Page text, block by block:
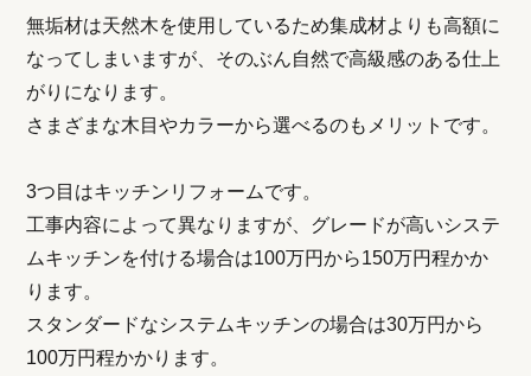
無垢材は天然木を使用しているため集成材よりも高額に
なってしまいますが、そのぶん自然で高級感のある仕上
がりになります。
さまざまな木目やカラーから選べるのもメリットです。
3つ目はキッチンリフォームです。
工事内容によって異なりますが、グレードが高いシステ
ムキッチンを付ける場合は100万円から150万円程かか
ります。
スタンダードなシステムキッチンの場合は30万円から
100万円程かかります。